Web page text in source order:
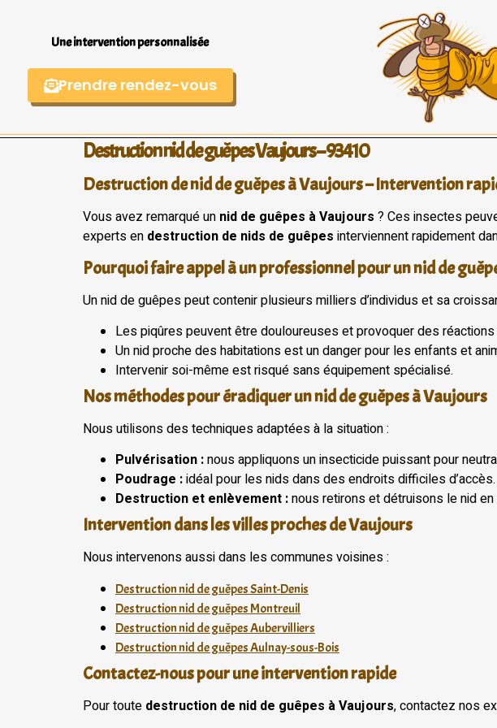
Une intervention personnalisée
Prendre rendez-vous
Destruction nid de guêpes Vaujours – 93410
Destruction de nid de guêpes à Vaujours – Intervention
Vous avez remarqué un nid de guêpes à Vaujours ? Ces insectes
experts en destruction de nids de guêpes interviennent rapidement
Pourquoi faire appel à un professionnel pour un nid de
Un nid de guêpes peut contenir plusieurs milliers d’individus et sa
Les piqûres peuvent être douloureuses et provoquer des
Un nid proche des habitations est un danger pour les enfants et
Intervenir soi-même est risqué sans équipement spécialisé.
Nos méthodes pour éradiquer un nid de guêpes à Vaujours
Nous utilisons des techniques adaptées à la situation :
Pulvérisation :nous appliquons un insecticide puissant pour
Poudrage :idéal pour les nids dans des endroits difficiles d’accès.
Destruction et enlèvement :nous retirons et détruisons le nid
Intervention dans les villes proches de Vaujours
Nous intervenons aussi dans les communes voisines :
Destruction nid de guêpes Saint-Denis
Destruction nid de guêpes Montreuil
Destruction nid de guêpes Aubervilliers
Destruction nid de guêpes Aulnay-sous-Bois
Contactez-nous pour une intervention rapide
Pour toute destruction de nid de guêpes à Vaujours, contactez nos